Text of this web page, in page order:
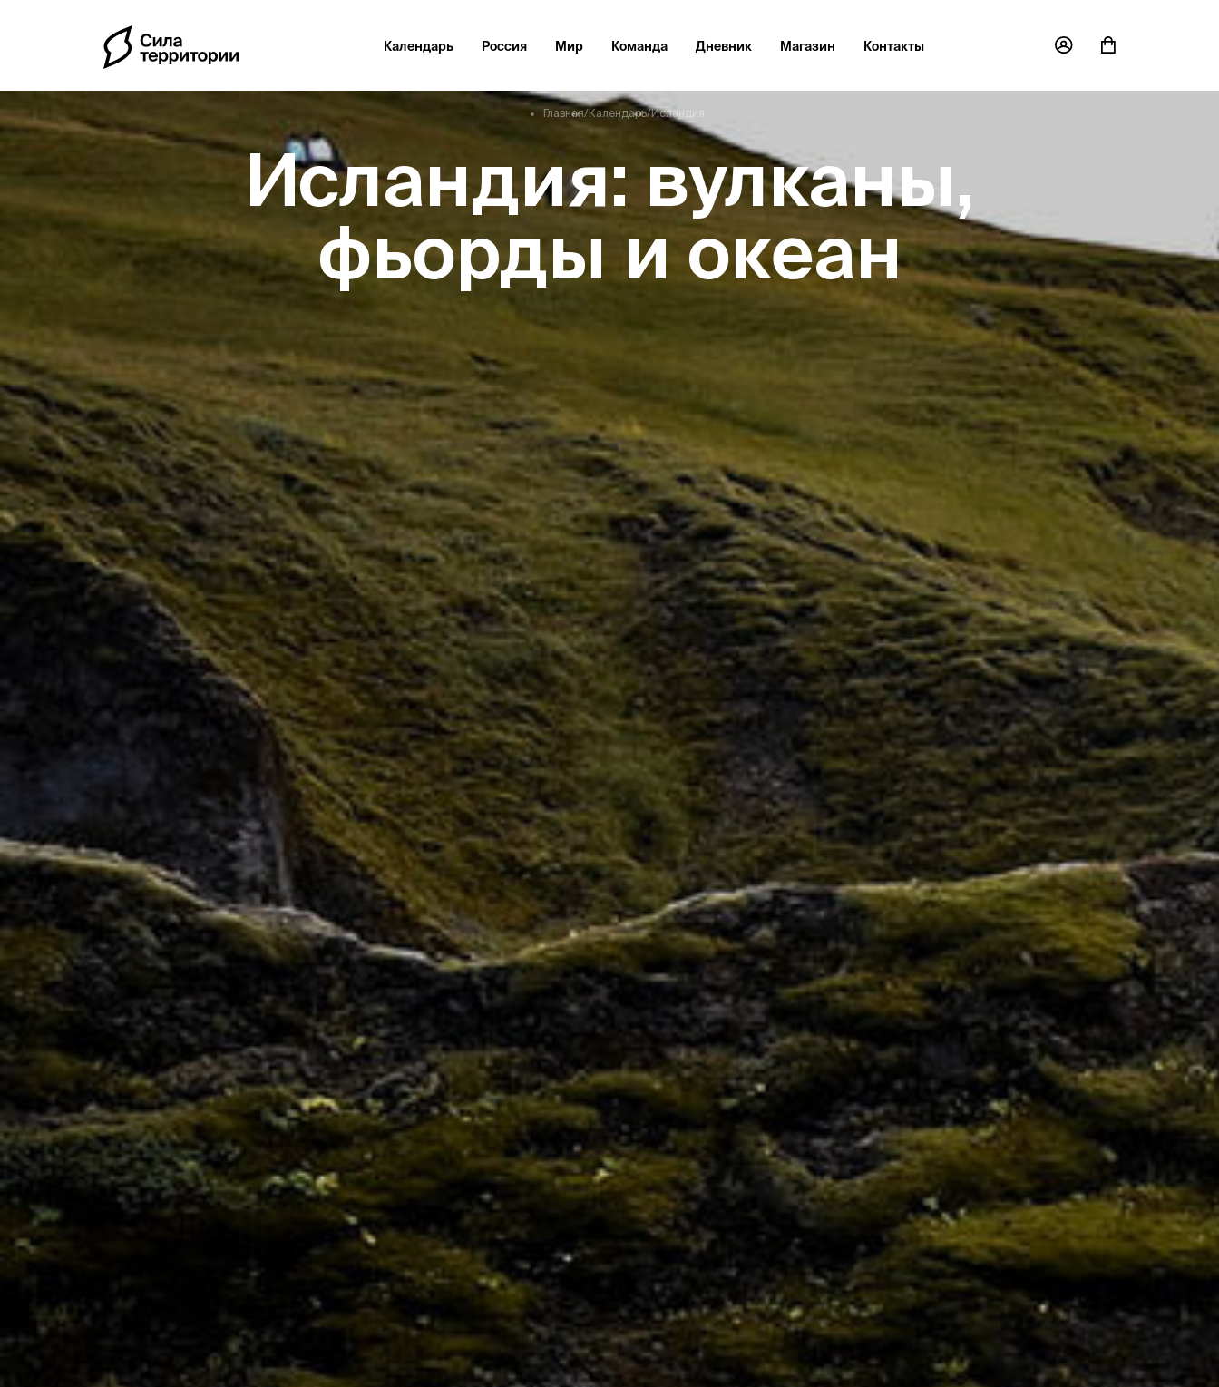
Календарь Россия Мир Команда Дневник Магазин Контакты
Главная/Календарь/Исландия
Исландия: вулканы,
фьорды и океан